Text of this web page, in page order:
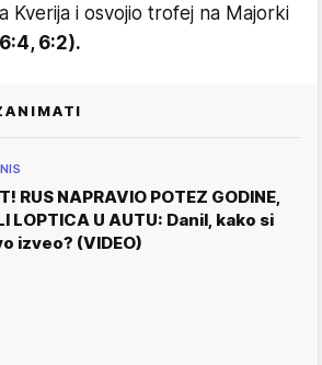
Kverija i osvojio trofej na Majorki
6:2).
RUS NAPRAVIO POTEZ GODINE,
LOPTICA U AUTU: Danil, kako si
izveo? (VIDEO)